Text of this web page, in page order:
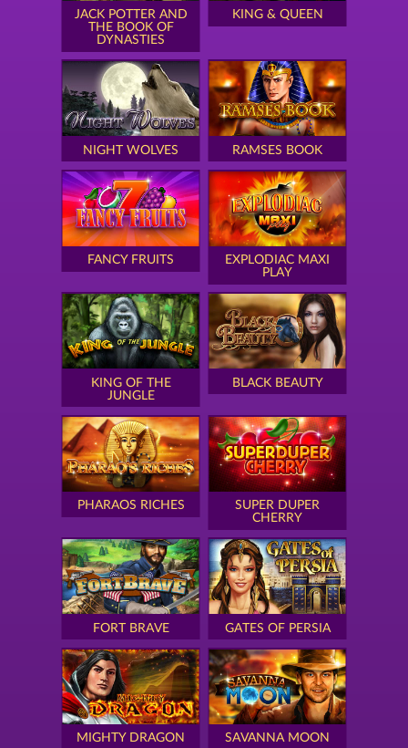
JACK POTTER AND
THE BOOK OF
DYNASTIES
KING & QUEEN
NIGHT WOLVES RAMSES BOOK
FANCY FRUITS
EXPLODIAC MAXI
PLAY
KING OF THE
JUNGLE
BLACK BEAUTY
PHARAOS RICHES
SUPER DUPER
CHERRY
FORT BRAVE GATES OF PERSIA
MIGHTY DRAGON SAVANNA MOON